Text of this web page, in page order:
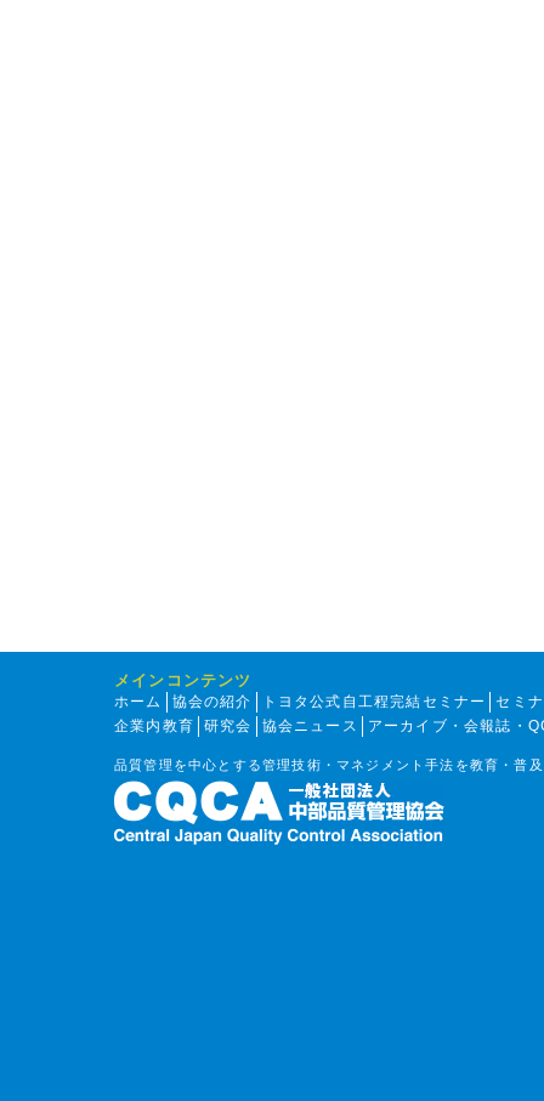
メインコンテンツ
ホーム 協会の紹介 トヨタ公式自工程完結セミナー
セミ
企業内教育
研究会 協会ニュース アーカイブ・会報誌・
品質管理を中心とする管理技術・マネジメント手法を教育・普